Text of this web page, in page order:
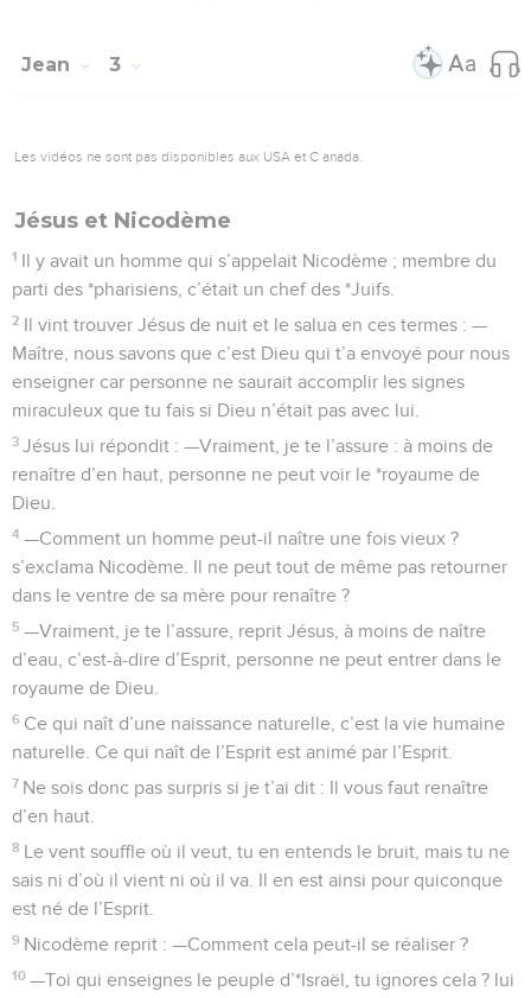
Jean 3
Les vidéos ne sont pas disponibles aux USA et C anada.
Jésus et Nicodème
1 Il y avait un homme qui s’appelait Nicodème ; membre du
parti des *pharisiens, c’était un chef des *Juifs.
2 Il vint trouver Jésus de nuit et le salua en ces termes : —
Maître, nous savons que c’est Dieu qui t’a envoyé pour nous
enseigner car personne ne saurait accomplir les signes
miraculeux que tu fais si Dieu n’était pas avec lui.
3 Jésus lui répondit : —Vraiment, je te l’assure : à moins de
renaître d’en haut, personne ne peut voir le *royaume de
Dieu.
4 —Comment un homme peut-il naître une fois vieux ?
s’exclama Nicodème. Il ne peut tout de même pas retourner
dans le ventre de sa mère pour renaître ?
5 —Vraiment, je te l’assure, reprit Jésus, à moins de naître
d’eau, c’est-à-dire d’Esprit, personne ne peut entrer dans le
royaume de Dieu.
6 Ce qui naît d’une naissance naturelle, c’est la vie humaine
naturelle. Ce qui naît de l’Esprit est animé par l’Esprit.
7 Ne sois donc pas surpris si je t’ai dit : Il vous faut renaître
d’en haut.
8 Le vent souffle où il veut, tu en entends le bruit, mais tu ne
sais ni d’où il vient ni où il va. Il en est ainsi pour quiconque
est né de l’Esprit.
9 Nicodème reprit : —Comment cela peut-il se réaliser ?
10 —Toi qui enseignes le peuple d’*Israël, tu ignores cela ? lui